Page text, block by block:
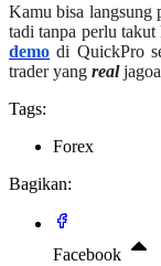
Kamu bisa langsung
tadi tanpa perlu takut
demo di QuickPro
trader yang real
Tags:
Forex
Bagikan:
Facebook